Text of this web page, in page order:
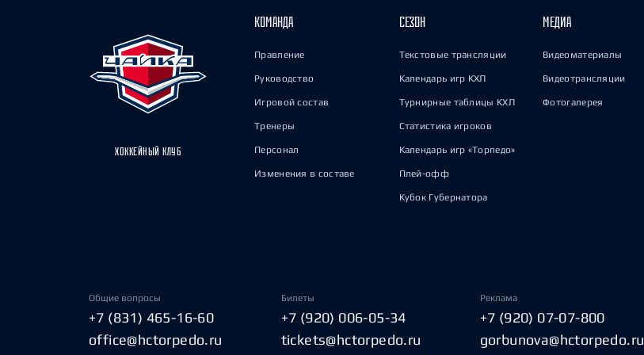
ХОККЕЙНЫЙ КЛУБ
КОМАНДА
Правление
Руководство
Игровой состав
Тренеры
Персонал
Изменения в составе
СЕЗОН
Текстовые трансляции
Календарь игр КХЛ
Турнирные таблицы КХЛ
Статистика игроков
Календарь игр «Торпедо»
Плей-офф
Кубок Губернатора
МЕДИА
Видеоматериалы
Видеотрансляции
Фотогалерея
Общие вопросы
+7 (831) 465-16-60
office@hctorpedo.ru
Билеты
+7 (920) 006-05-34
tickets@hctorpedo.ru
Реклама
+7 (920) 07-07-800
gorbunova@hctorpedo.ru